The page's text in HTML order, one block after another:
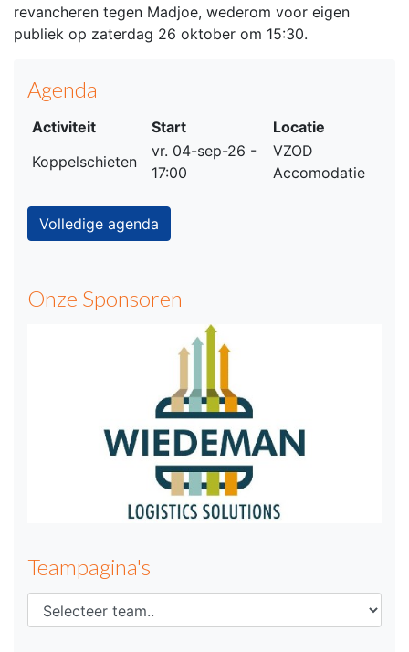
revancheren tegen Madjoe, wederom voor eigen
publiek op zaterdag 26 oktober om 15:30.
Agenda
Activiteit Start
Locatie
Koppelschieten
vr. 04-sep-26 -
17:00
VZOD
Accomodatie
Volledige agenda
Onze Sponsoren
Teampagina's